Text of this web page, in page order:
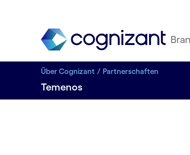
Über Cognizant Partnerschaften
Temenos